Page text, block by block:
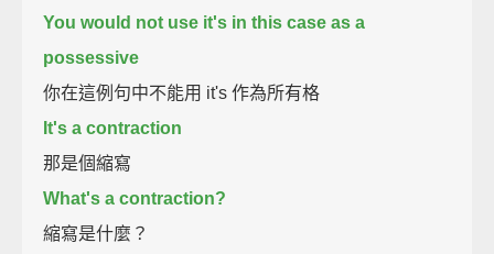
You would not use it's in this case as a
possessive
你在這例句中不能用 it's 作為所有格
It's a contraction
那是個縮寫
What's a contraction?
縮寫是什麼？